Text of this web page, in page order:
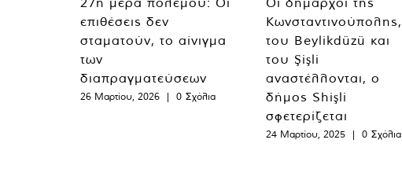
επιθέσεις δεν
σταματούν, το αίνιγμα
των
διαπραγματεύσεων
26 Μαρτίου, 2026 | 0 Σχόλια
Κωνσταντινούπολης,
του Beylikdüzü και
του Şişli
αναστέλλονται, ο
δήμος Shişli
σφετερίζεται
24 Μαρτίου, 2025 | 0 Σχόλια